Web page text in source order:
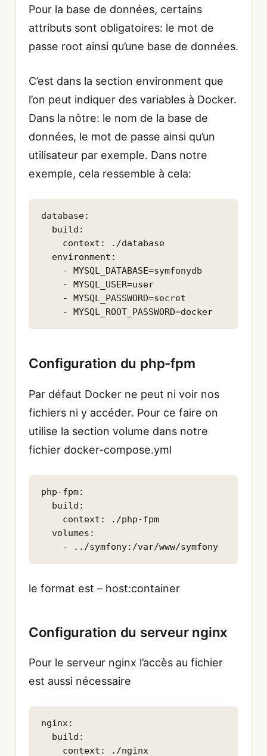
Pour la base de données, certains
attributs sont obligatoires: le mot de
passe root ainsi qu’une base de données.
C’est dans la section environment que
l’on peut indiquer des variables à Docker.
Dans la nôtre: le nom de la base de
données, le mot de passe ainsi qu’un
utilisateur par exemple. Dans notre
exemple, cela ressemble à cela:
database:
  build:
    context: ./database
  environment:
    - MYSQL_DATABASE=symfonydb
    - MYSQL_USER=user
    - MYSQL_PASSWORD=secret
    - MYSQL_ROOT_PASSWORD=docker
Configuration du php-fpm
Par défaut Docker ne peut ni voir nos
fichiers ni y accéder. Pour ce faire on
utilise la section volume dans notre
fichier docker-compose.yml
php-fpm:
  build:
    context: ./php-fpm
  volumes:
    - ../symfony:/var/www/symfony
le format est – host:container
Configuration du serveur nginx
Pour le serveur nginx l’accès au fichier
est aussi nécessaire
nginx:
  build:
    context: ./nginx